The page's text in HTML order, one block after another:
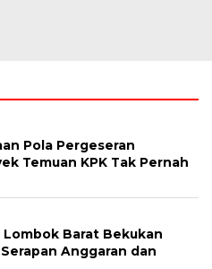
Pola Pergeseran
Temuan KPK Tak Pernah
Barat Bekukan
Anggaran dan